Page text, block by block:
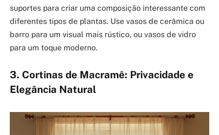
suportes para criar uma composição interessante com
diferentes tipos de plantas. Use vasos de cerâmica ou
barro para um visual mais rústico, ou vasos de vidro
para um toque moderno.
3. Cortinas de Macramê: Privacidade e
Elegância Natural